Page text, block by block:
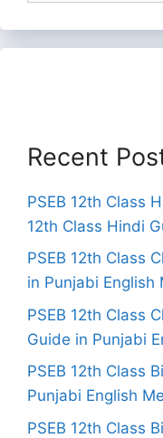
Recent
PSEB 12th Class
12th Class Hindi
PSEB 12th Class
in Punjabi English
PSEB 12th Class
Guide in Punjabi
PSEB 12th Class
Punjabi English
PSEB 12th Class